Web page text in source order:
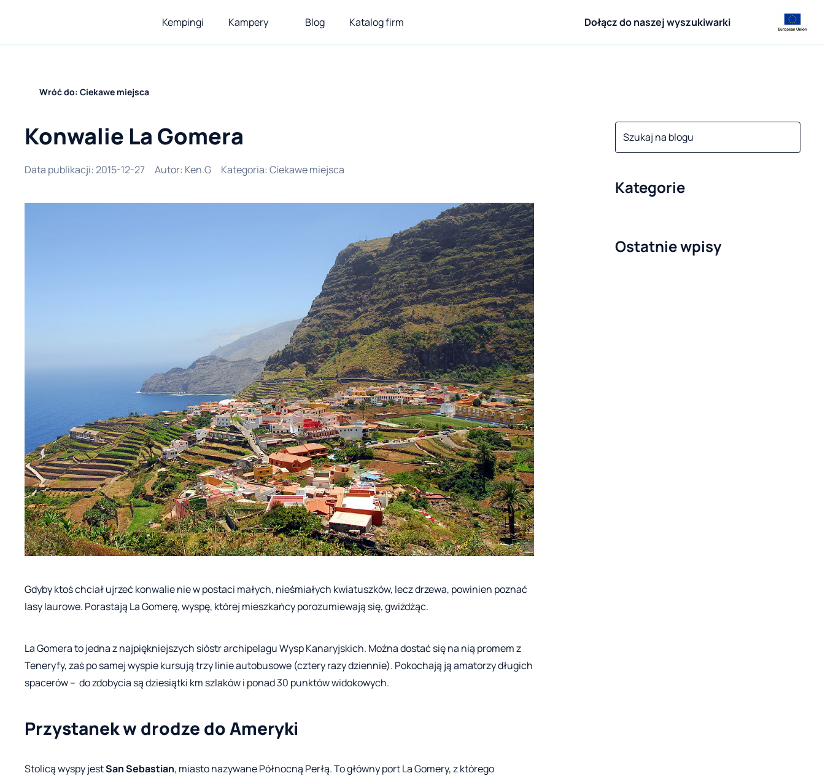
Kempingi Kampery Blog Katalog firm Dołącz do naszej wyszukiwarki
Wróć do: Ciekawe miejsca
Kategorie
Konwalie La Gomera
Data publikacji: 2015-12-27 Autor: Ken.G Kategoria: Ciekawe miejsca
Gdyby ktoś chciał ujrzeć konwalie nie w postaci małych, nieśmiałych kwiatuszków, lecz drzewa, powinien poznać
lasy laurowe. Porastają La Gomerę, wyspę, której mieszkańcy porozumiewają się, gwiżdżąc.
La Gomera to jedna z najpiękniejszych sióstr archipelagu Wysp Kanaryjskich. Można dostać się na nią promem z
Teneryfy, zaś po samej wyspie kursują trzy linie autobusowe (cztery razy dziennie). Pokochają ją amatorzy długich
spacerów – do zdobycia są dziesiątki km szlaków i ponad 30 punktów widokowych.
Przystanek w drodze do Ameryki
Stolicą wyspy jestSan Sebastian, miasto nazywane Północną Perłą. To główny port La Gomery, z którego
Ostatnie wpisy